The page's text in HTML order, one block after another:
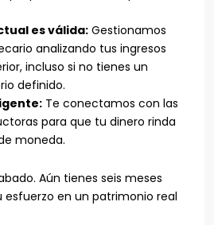
es válida:Gestionamos
analizando tus ingresos
incluso si no tienes un
definido.
Te conectamos con las
para que tu dinero rinda
moneda.
Aún tienes seis meses
en un patrimonio real